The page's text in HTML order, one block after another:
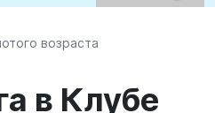
возраста
в Клубе